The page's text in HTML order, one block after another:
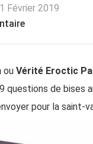
Février 2019
ou Vérité Eroctic
questions de bises
pour la saint-